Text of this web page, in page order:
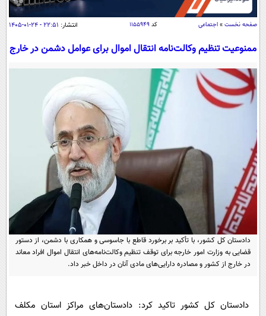
اقتصاد
اقتصادی
جامعه
یک برش دانایی
محیط زیست
سفر و تفریح
سیاست خارجی
فرهنگ و هنر
علم و دانش
فناوری و It
علمی
قرآن
گوناگون
سرگرمی
فیلم
سیاست
داستان کوتاه
پیامک
صفحه نخست » اجتماعی کد ۱۱۵۵۹۴۹ انتشار: ۲۲:۵۱ - ۲۴-۰۱-۱۴۰۵
ممنوعیت تنظیم وکالت‌نامه انتقال اموال برای عوامل دشمن در خارج
دادستان کل کشور، با تأکید بر برخورد قاطع با جاسوسی و همکاری با دشمن، از دستور
قضایی به وزارت امور خارجه برای توقف تنظیم وکالت‌نامه‌های انتقال اموال افراد معاند
در خارج از کشور و مصادره دارایی‌های مادی آنان در داخل خبر داد.
دادستان کل کشور تاکید کرد: دادستان‌های مراکز استان مکلف